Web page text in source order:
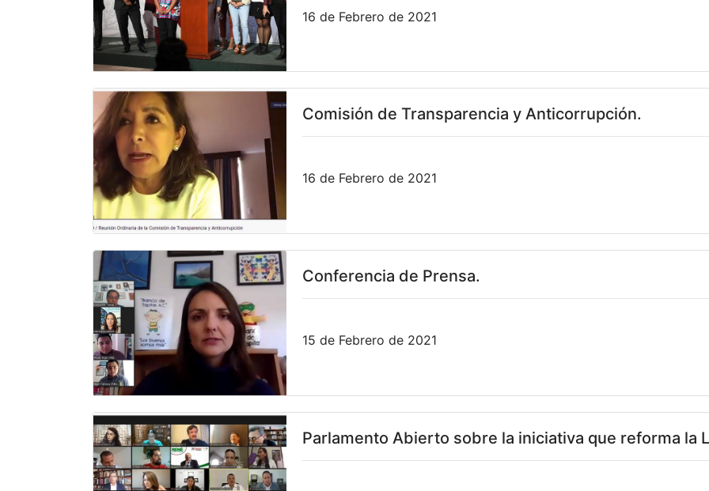
16 de Febrero de 2021
Comisión de Transparencia y Anticorrupción.
16 de Febrero de 2021
Conferencia de Prensa.
15 de Febrero de 2021
Parlamento Abierto sobre la iniciativa que reforma la